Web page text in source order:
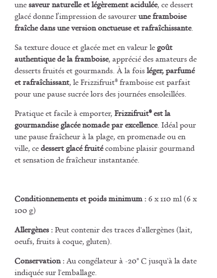
unesaveur naturelle et légèrement acidulée, ce dessert
glacé donne l’impression de savourerune framboise
fraîche dans une version onctueuse et rafraîchissante.
Sa texture douce et glacée met en valeur legoût
authentique de la framboise, apprécié des amateurs de
desserts fruités et gourmands. À la foisléger, parfumé
et rafraîchissant, le Frizzifruit® framboise est parfait
pour une pause sucrée lors des journées ensoleillées.
Pratique et facile à emporter, Frizzifruit® est la
gourmandise glacée nomade par excellence. Idéal pour
une pause fraîcheur à la plage, en promenade ou en
ville, cedessert glacé fruitécombine plaisir gourmand
et sensation de fraîcheur instantanée.
Conditionnements et poids minimum : 6 x 110 ml (6 x
100 g)
Allergènes :Peut contenir des traces d'allergènes (lait,
oeufs, fruits à coque, gluten).
Conservation :Au congélateur à -20° C jusqu'à la date
indiquée sur l'emballage.